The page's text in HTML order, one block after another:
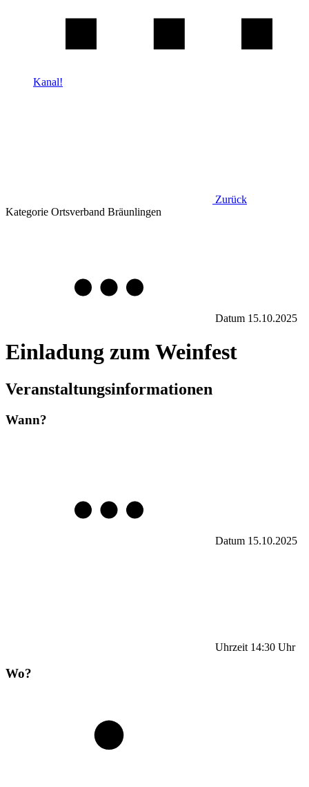
Kanal!
Zurück
Kategorie Ortsverband Bräunlingen
Datum 15.10.2025
Einladung zum Weinfest
Veranstaltungsinformationen
Wann?
Datum 15.10.2025
Uhrzeit 14:30 Uhr
Wo?